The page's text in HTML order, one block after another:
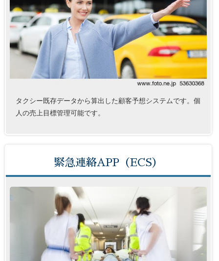
タクシー既存データから算出した顧客予想システムです。個
人の売上目標管理可能です。
緊急連絡APP（ECS）